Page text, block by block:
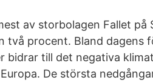
av storbolagen Fallet på
två procent. Bland dagens
bidrar till det negativa
De största